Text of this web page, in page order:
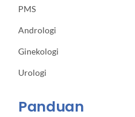
PMS
Andrologi
Ginekologi
Urologi
Panduan